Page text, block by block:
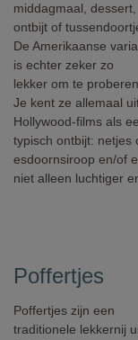
middagmaal, dessert,
ontbijt of
De Amerikaanse
is echter zeker zo
lekker om te
Je kent ze allemaal
Hollywood-films als
typisch ontbijt: netjes
esdoornsiroop en/of
niet alleen luchtiger
Poffertjes
Poffertjes zijn een
traditionele lekkernij